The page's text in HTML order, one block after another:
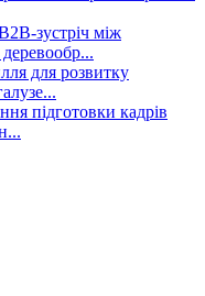
зустріч між
для розвитку
підготовки кадрів